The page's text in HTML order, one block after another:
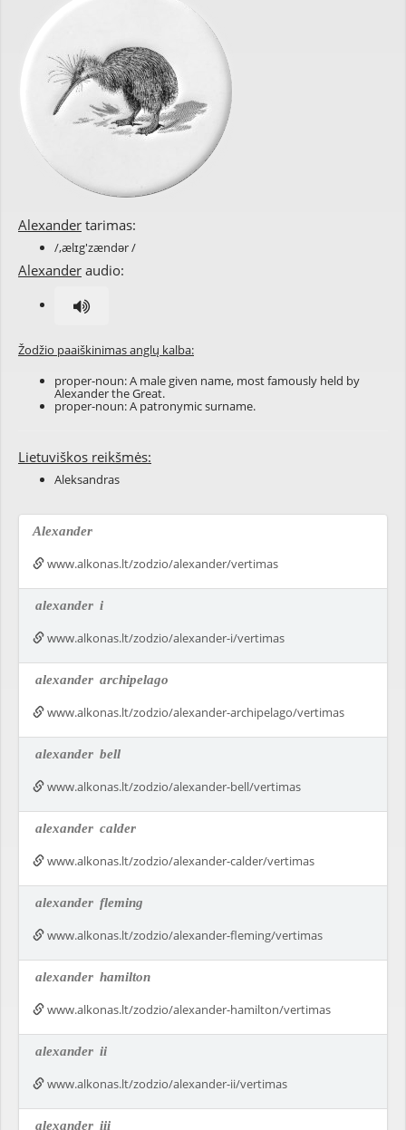
Alexander tarimas:
/,ælɪg'zændər /
Alexander audio:
Žodžio paaiškinimas anglų kalba:
proper-noun: A malegiven name, most famously held by
Alexander the Great.
proper-noun: A patronymicsurname.
Lietuviškos reikšmės:
Aleksandras
Alexander
www.alkonas.lt/zodzio/alexander/vertimas
alexander i
www.alkonas.lt/zodzio/alexander-i/vertimas
alexander archipelago
www.alkonas.lt/zodzio/alexander-archipelago/vertimas
alexander bell
www.alkonas.lt/zodzio/alexander-bell/vertimas
alexander calder
www.alkonas.lt/zodzio/alexander-calder/vertimas
alexander fleming
www.alkonas.lt/zodzio/alexander-fleming/vertimas
alexander hamilton
www.alkonas.lt/zodzio/alexander-hamilton/vertimas
alexander ii
www.alkonas.lt/zodzio/alexander-ii/vertimas
alexander iii